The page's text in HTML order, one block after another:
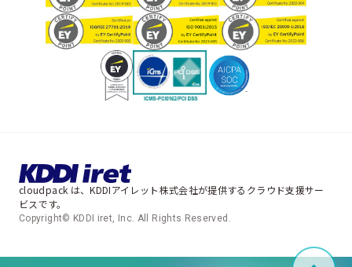
cloudpack は、KDDIアイレット株式会社が提供するクラウド支援サー
ビスです。
Copyright© KDDI iret, Inc. All Rights Reserved.